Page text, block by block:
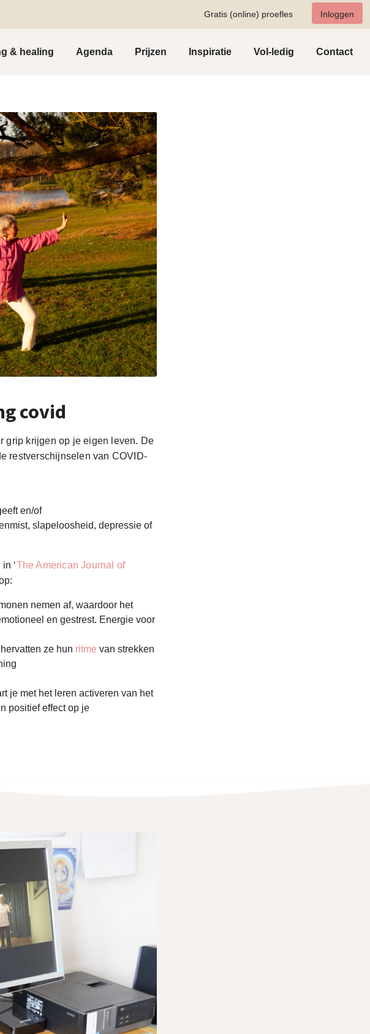
Gratis (online) proefles Inloggen
& healing Agenda Prijzen Inspiratie Vol-ledig Contact
covid
grip krijgen op je eigen leven. De
restverschijnselen van COVID-
en/of
slapeloosheid, depressie of
‘The American Journal of
nemen af, waardoor het
en gestrest. Energie voor
ze hun ritme van strekken
je met het leren activeren van het
positief effect op je